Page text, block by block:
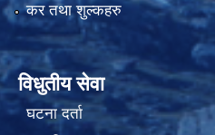
कर तथा शुल्कहरु
विधुतीय सेवा
घटना दर्ता